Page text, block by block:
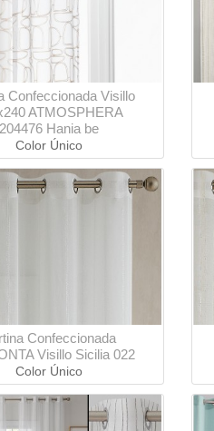
Confeccionada Visillo
ATMOSPHERA
204476 Hania be
Color Único
Confeccionada
Visillo Sicilia 022
Color Único